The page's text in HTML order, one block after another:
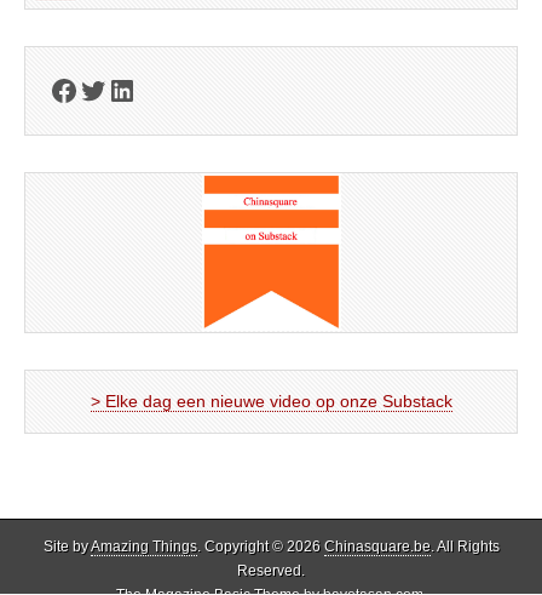
Facebook
Twitter
LinkedIn
> Elke dag een nieuwe video op onze Substack
Site byAmazing Things. Copyright © 2026 Chinasquare.be. All Rights
Reserved.